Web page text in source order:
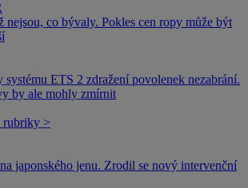
nejsou, co bývaly. Pokles cen ropy může být
systému ETS 2 zdražení povolenek nezabrání.
by ale mohly zmírnit
rubriky >
japonského jenu. Zrodil se nový intervenční